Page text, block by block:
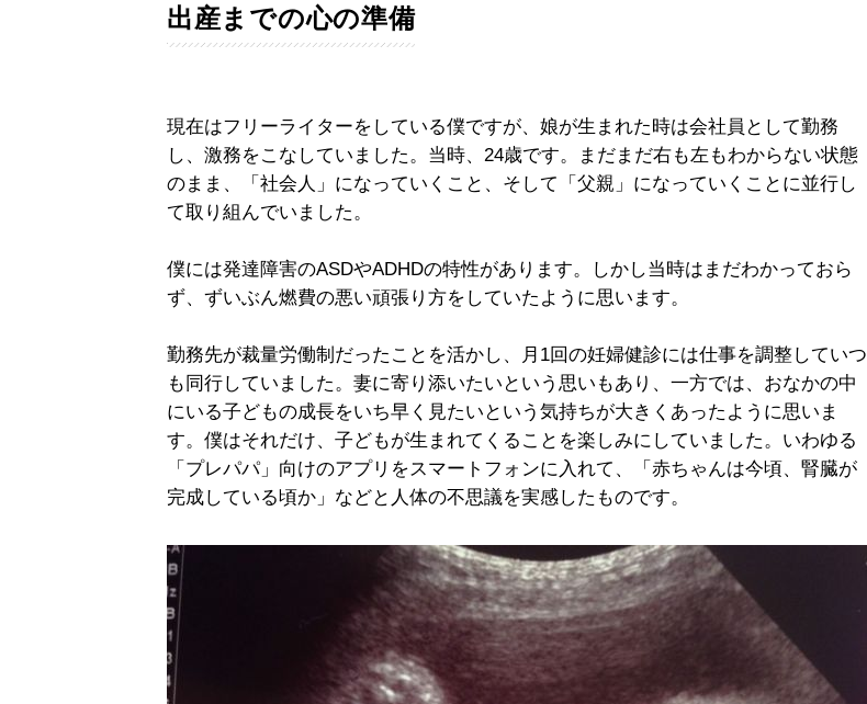
出産までの心の準備
現在はフリーライターをしている僕ですが、娘が生まれた時は会社員として勤務
し、激務をこなしていました。当時、24歳です。まだまだ右も左もわからない状態
のまま、「社会人」になっていくこと、そして「父親」になっていくことに並行し
て取り組んでいました。
僕には発達障害のASDやADHDの特性があります。しかし当時はまだわかっておら
ず、ずいぶん燃費の悪い頑張り方をしていたように思います。
勤務先が裁量労働制だったことを活かし、月1回の妊婦健診には仕事を調整していつ
も同行していました。妻に寄り添いたいという思いもあり、一方では、おなかの中
にいる子どもの成長をいち早く見たいという気持ちが大きくあったように思いま
す。僕はそれだけ、子どもが生まれてくることを楽しみにしていました。いわゆる
「プレパパ」向けのアプリをスマートフォンに入れて、「赤ちゃんは今頃、腎臓が
完成している頃か」などと人体の不思議を実感したものです。